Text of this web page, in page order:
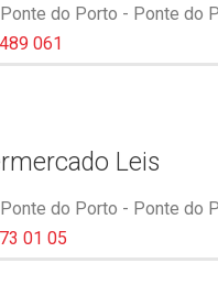
do Porto - Ponte do
061
Leis
do Porto - Ponte do
01 05